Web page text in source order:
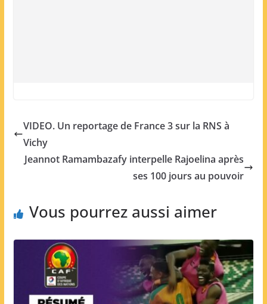
VIDEO. Un reportage de France 3 sur la RNS à
Vichy
Jeannot Ramambazafy interpelle Rajoelina après
ses 100 jours au pouvoir
Vous pourrez aussi aimer